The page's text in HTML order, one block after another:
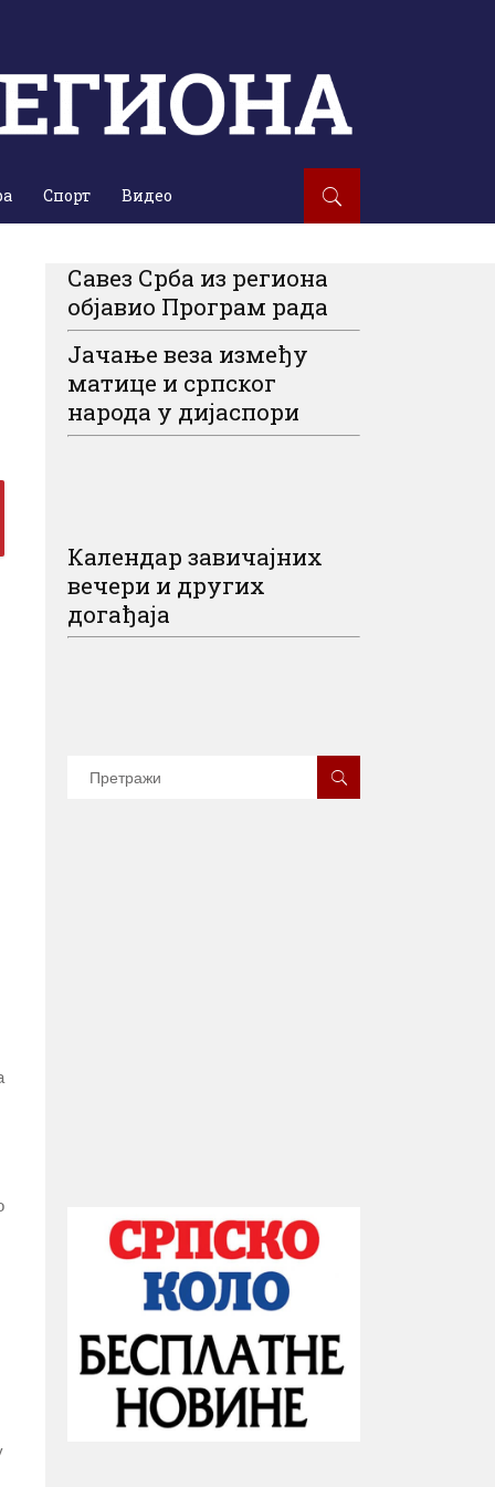
Спорт Видео
Савез Срба из региона
објавио Програм рада
Јачање веза између
матице и српског
народа у дијаспори
Календар завичајних
вечери и других
догађаја